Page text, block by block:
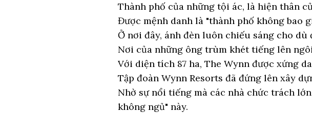
Thành phố của những tội ác, là hiện thân
Được mệnh danh là "thành phố không bao
Ở nơi đây, ánh đèn luôn chiếu sáng cho dù
Nơi của những ông trùm khét tiếng lên
Với diện tích 87 ha, The Wynn được xứng
Tập đoàn Wynn Resorts đã đứng lên xây
Nhờ sự nổi tiếng mà các nhà chức trách
không ngủ" này.